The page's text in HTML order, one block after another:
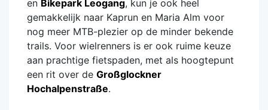
en Bikepark Leogang, kun je ook heel
gemakkelijk naar Kaprun en Maria Alm voor
nog meer MTB-plezier op de minder bekende
trails. Voor wielrenners is er ook ruime keuze
aan prachtige fietspaden, met als hoogtepunt
een rit over de Großglockner
Hochalpenstraße.